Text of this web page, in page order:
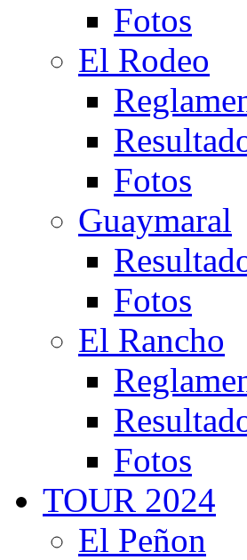
Fotos
El Rodeo
Fotos
Guaymaral
Fotos
El Rancho
Fotos
TOUR 2024
El Peñon